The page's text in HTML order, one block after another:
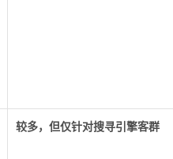
较多，但仅针对搜寻引擎客群